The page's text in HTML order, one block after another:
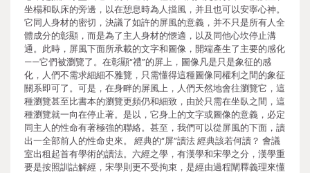
坐榻和臥床的旁邊，以在憩息時為人擋風，并且也可以安寧心神。
它同人身材的密切，決議了如許的屏風的意義，并不只是所有人全
體成分的彰顯，而是為了主人身材的愜適，以及同他心坎停止溝
通。此時，屏風下面所承載的文字和圖像，開端產生了主要的感化
——它們被瀏覽了。在彰顯“禮”的屏上，圖像凡是只是象征的感
化，人們不需求細細不雅覽，只需懂得這種圖像同權利之間的象征
關系即可了。可是，在身畔的屏風上，人們天然地會往瀏覽它，這
種瀏覽甚至比書本的瀏覽更頻仍和細致，由於只需在坐臥之間，這
種瀏覽就一向在停止著。是以，它身上的文字或圖像的意義，必定
同主人的性命有著極強的聯絡。甚至，我們可以從屏風的下面，讀
出一全部前人的性命史來。 經典的“屏”讀法 經典該若何讀？ 會議
室出租起首有學術的讀法。六經之學，有漢學和宋學之分，漢學重
要是按照訓詁解經，宋學則更不受拘束，是經由過程闡釋義理來懂